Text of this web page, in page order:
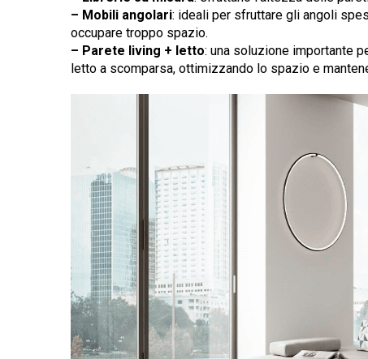
– Mobili angolari: ideali per sfruttare gli angoli
occupare troppo spazio.
– Parete living + letto: una soluzione importante
letto a scomparsa, ottimizzando lo spazio e